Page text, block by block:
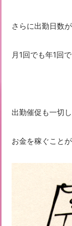
さらに出勤日数
月1回でも年1回
出勤催促も一切
お金を稼ぐこと